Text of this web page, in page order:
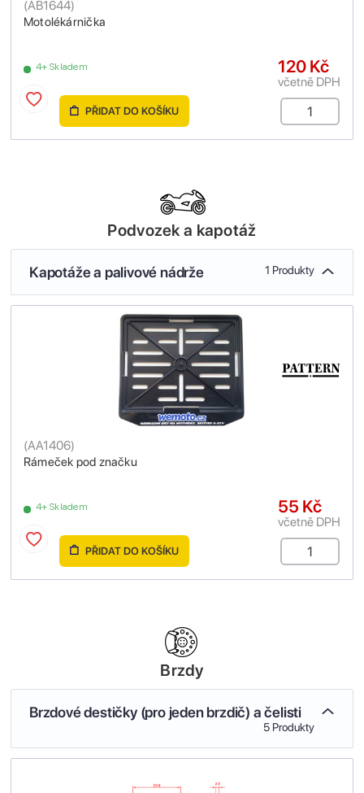
Motolékárnička
(AB1644)
4+ Skladem 120 Kč
včetně DPH
PŘIDAT DO KOŠÍKU
Podvozek a kapotáž
Kapotáže a palivové nádrže 1 Produkty
Rámeček pod značku
(AA1406)
4+ Skladem 55 Kč
včetně DPH
PŘIDAT DO KOŠÍKU
Brzdy
Brzdové destičky (pro jeden brzdič) a čelisti
5 Produkty